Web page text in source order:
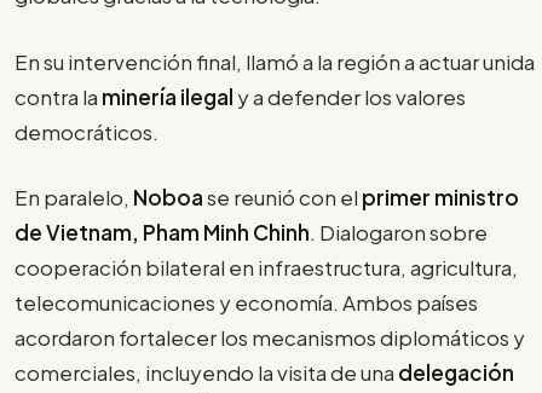
En su intervención final, llamó a la región a actuar unida
contra la minería ilegal y a defender los valores
democráticos.
En paralelo, Noboase reunió con el primer ministro
de Vietnam, Pham Minh Chinh. Dialogaron sobre
cooperación bilateral en infraestructura, agricultura,
telecomunicaciones y economía. Ambos países
acordaron fortalecer los mecanismos diplomáticos y
comerciales, incluyendo la visita de una delegación